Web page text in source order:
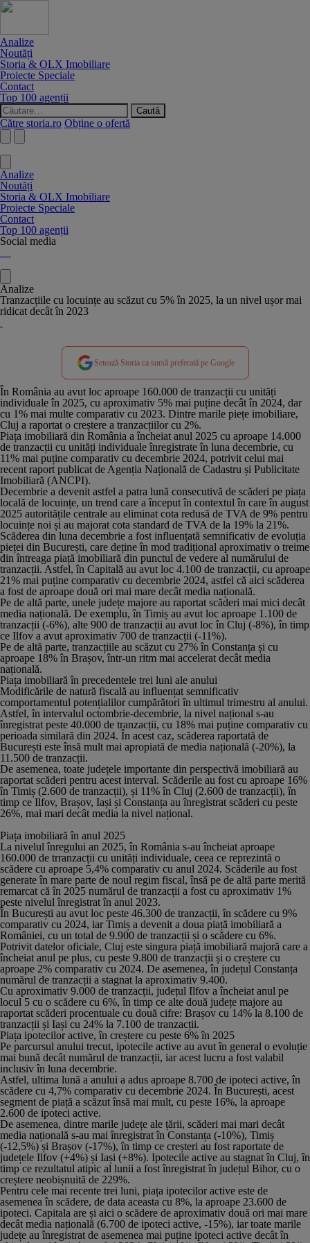
Analize
Noutăți
Storia & OLX Imobiliare
Proiecte Speciale
Contact
Top 100 agenții
Caută
după:
Către storia.ro Obține o ofertă
Analize
Noutăți
Storia & OLX Imobiliare
Proiecte Speciale
Contact
Top 100 agenții
Social media
Analize
Tranzacțiile cu locuințe au scăzut cu 5% în 2025, la un nivel ușor mai
ridicat decât în 2023
Setează Storia ca sursă preferată pe Google
În România au avut loc aproape 160.000 de tranzacții cu unități
individuale în 2025, cu aproximativ 5% mai puține decât în 2024, dar
cu 1% mai multe comparativ cu 2023. Dintre marile piețe imobiliare,
Cluj a raportat o creștere a tranzacțiilor cu 2%.
Piața imobiliară din România a încheiat anul 2025 cu aproape 14.000
de tranzacții cu unități individuale înregistrate în luna decembrie, cu
11% mai puține comparativ cu decembrie 2024, potrivit celui mai
recent raport publicat de Agenția Națională de Cadastru și Publicitate
Imobiliară (ANCPI).
Decembrie a devenit astfel a patra lună consecutivă de scăderi pe piața
locală de locuințe, un trend care a început în contextul în care în august
2025 autoritățile centrale au eliminat cota redusă de TVA de 9% pentru
locuințe noi și au majorat cota standard de TVA de la 19% la 21%.
Scăderea din luna decembrie a fost influențată semnificativ de evoluția
pieței din București, care deține în mod tradițional aproximativ o treime
din întreaga piață imobiliară din punctul de vedere al numărului de
tranzacții. Astfel, în Capitală au avut loc 4.100 de tranzacții, cu aproape
21% mai puține comparativ cu decembrie 2024, astfel că aici scăderea
a fost de aproape două ori mai mare decât media națională.
Pe de altă parte, unele județe majore au raportat scăderi mai mici decât
media națională. De exemplu, în Timiș au avut loc aproape 1.100 de
tranzacții (-6%), alte 900 de tranzacții au avut loc în Cluj (-8%), în timp
ce Ilfov a avut aproximativ 700 de tranzacții (-11%).
Pe de altă parte, tranzacțiile au scăzut cu 27% în Constanța și cu
aproape 18% în Brașov, într-un ritm mai accelerat decât media
națională.
Piața imobiliară în precedentele trei luni ale anului
Modificările de natură fiscală au influențat semnificativ
comportamentul potențialilor cumpărători în ultimul trimestru al anului.
Astfel, în intervalul octombrie-decembrie, la nivel național s-au
înregistrat peste 40.000 de tranzacții, cu 18% mai puține comparativ cu
perioada similară din 2024. În acest caz, scăderea raportată de
București este însă mult mai apropiată de media națională (-20%), la
11.500 de tranzacții.
De asemenea, toate județele importante din perspectivă imobiliară au
raportat scăderi pentru acest interval. Scăderile au fost cu aproape 16%
în Timiș (2.600 de tranzacții), și 11% în Cluj (2.600 de tranzacții), în
timp ce Ilfov, Brașov, Iași și Constanța au înregistrat scăderi cu peste
26%, mai mari decât media la nivel național.
Piața imobiliară în anul 2025
La nivelul înregului an 2025, în România s-au încheiat aproape
160.000 de trranzacții cu unități individuale, ceea ce reprezintă o
scădere cu aproape 5,4% comparativ cu anul 2024. Scăderile au fost
generate în mare parte de noul regim fiscal, însă pe de altă parte merită
remarcat că în 2025 numărul de tranzacții a fost cu aproximativ 1%
peste nivelul înregistrat în anul 2023.
În București au avut loc peste 46.300 de tranzacții, în scădere cu 9%
comparativ cu 2024, iar Timiș a devenit a doua piață imobiliară a
României, cu un total de 9.900 de tranzacții și o scădere cu 6%.
Potrivit datelor oficiale, Cluj este singura piață imobiliară majoră care a
încheiat anul pe plus, cu peste 9.800 de tranzacții și o creștere cu
aproape 2% comparativ cu 2024. De asemenea, în județul Constanța
numărul de tranzacții a stagnat la aproximativ 9.400.
Cu aproximativ 9.000 de tranzacții, județul Ilfov a încheiat anul pe
locul 5 cu o scădere cu 6%, în timp ce alte două județe majore au
raportat scăderi procentuale cu două cifre: Brașov cu 14% la 8.100 de
tranzacții și Iași cu 24% la 7.100 de tranzacții.
Piața ipotecilor active, în creștere cu peste 6% în 2025
Pe parcursul anului trecut, ipotecile active au avut în general o evoluție
mai bună decât numărul de tranzacții, iar acest lucru a fost valabil
inclusiv în luna decembrie.
Astfel, ultima lună a anului a adus aproape 8.700 de ipoteci active, în
scădere cu 4,7% comparativ cu decembrie 2024. În București, acest
segment de piață a scăzut însă mai mult, cu peste 16%, la aproape
2.600 de ipoteci active.
De asemenea, dintre marile județe ale țării, scăderi mai mari decât
media națională s-au mai înregistrat în Constanța (-10%), Timiș
(-12,5%) și Brașov (-17%), în timp ce creșteri au fost raportate de
județele Ilfov (+4%) și Iași (+8%). Ipotecile active au stagnat în Cluj, în
timp ce rezultatul atipic al lunii a fost înregistrat în județul Bihor, cu o
creștere neobișnuită de 229%.
Pentru cele mai recente trei luni, piața ipotecilor active este de
asemenea în scădere, de data aceasta cu 8%, la aproape 23.600 de
ipoteci. Capitala are și aici o scădere de aproximativ două ori mai mare
decât media națională (6.700 de ipoteci active, -15%), iar toate marile
județe au înregistrat de asemenea mai puține ipoteci active decât în